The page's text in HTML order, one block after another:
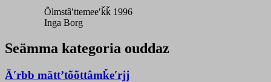
Õlmstâʹttemeeʹǩǩ 1996
Inga Borg
Seämma kategoria ouddaz
Äʹrbb mättʼtõõttâmǩeʹrjj